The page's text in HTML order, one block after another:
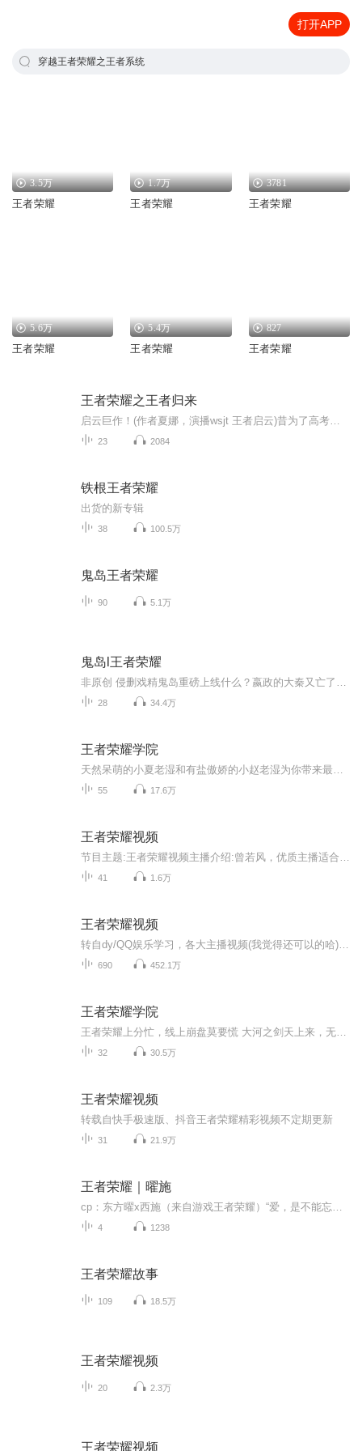
打开APP
穿越王者荣耀之王者系统
3.5万
王者荣耀
1.7万
王者荣耀
3781
王者荣耀
5.6万
王者荣耀
5.4万
王者荣耀
827
王者荣耀
王者荣耀之王者归来
23 2084
铁根王者荣耀
出货的新专辑
38 100.5万
鬼岛王者荣耀
90 5.1万
鬼岛l王者荣耀
28 34.4万
王者荣耀学院
55 17.6万
王者荣耀视频
41 1.6万
王者荣耀视频
690 452.1万
王者荣耀学院
32 30.5万
王者荣耀视频
转载自快手极速版、抖音王者荣耀精彩视频不定期更新
31 21.9万
王者荣耀｜曜施
4 1238
王者荣耀故事
109 18.5万
王者荣耀视频
20 2.3万
王者荣耀视频